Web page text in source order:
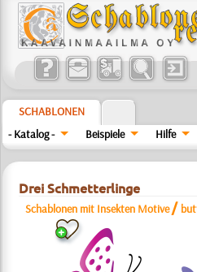
SCHABLONEN
- Katalog -
Beispiele Hilfe
Drei Schmetterlinge
Schablonen mit Insekten Motive /